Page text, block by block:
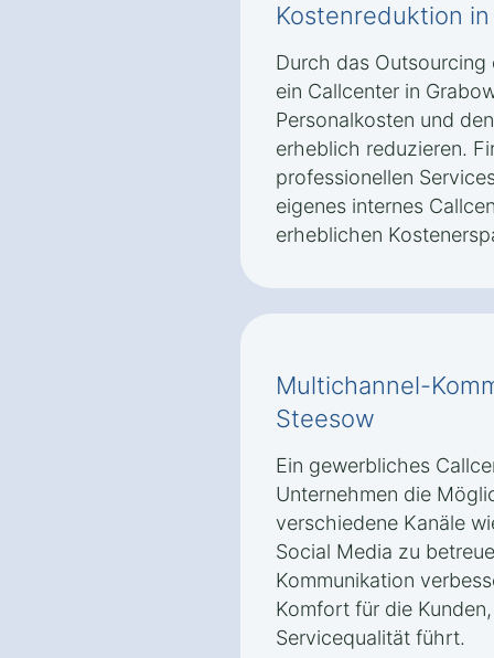
Kostenreduktion
Durch das Outsourcing
ein Callcenter in
Personalkosten und
erheblich reduzieren.
professionellen
eigenes internes
erheblichen
Multichannel-
Steesow
Ein gewerbliches
Unternehmen die
verschiedene Kanäle
Social Media zu
Kommunikation
Komfort für die
Servicequalität führt.